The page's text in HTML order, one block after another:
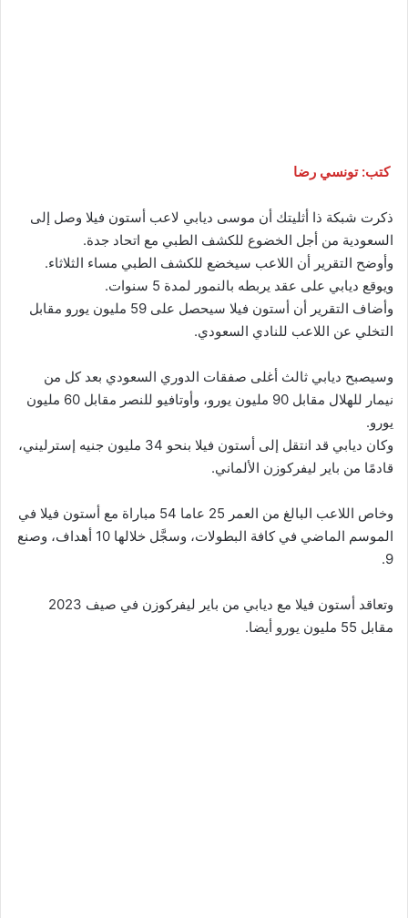
كتب: تونسي رضا
ذكرت شبكة ذا أثليتك أن موسى ديابي لاعب أستون فيلا وصل إلى
السعودية من أجل الخضوع للكشف الطبي مع اتحاد جدة.
وأوضح التقرير أن اللاعب سيخضع للكشف الطبي مساء الثلاثاء.
ويوقع ديابي على عقد يربطه بالنمور لمدة 5 سنوات.
وأضاف التقرير أن أستون فيلا سيحصل على 59 مليون يورو مقابل
التخلي عن اللاعب للنادي السعودي.
وسيصبح ديابي ثالث أغلى صفقات الدوري السعودي بعد كل من
نيمار للهلال مقابل 90 مليون يورو، وأوتافيو للنصر مقابل 60 مليون
يورو.
وكان ديابي قد انتقل إلى أستون فيلا بنحو 34 مليون جنيه إسترليني،
قادمًا من باير ليفركوزن الألماني.
وخاص اللاعب البالغ من العمر 25 عاما 54 مباراة مع أستون فيلا في
الموسم الماضي في كافة البطولات، وسجَّل خلالها 10 أهداف، وصنع
9.
وتعاقد أستون فيلا مع ديابي من باير ليفركوزن في صيف 2023
مقابل 55 مليون يورو أيضا.